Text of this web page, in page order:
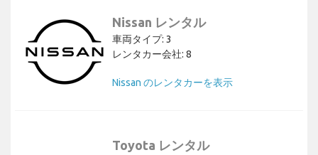
Nissan レンタル
車両タイプ: 3
レンタカー会社: 8
Nissan のレンタカーを表示
Toyota レンタル